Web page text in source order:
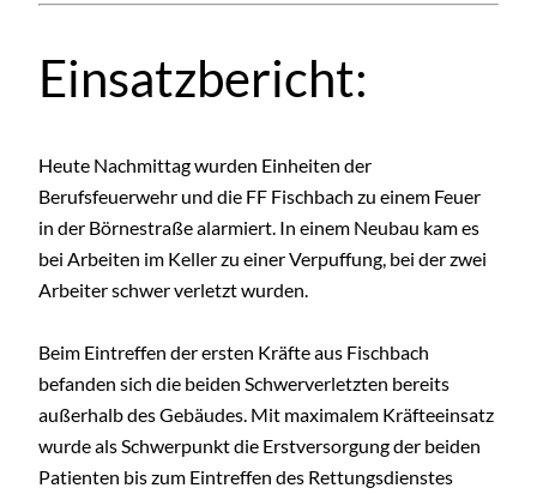
Einsatzbericht:
Heute Nachmittag wurden Einheiten der
Berufsfeuerwehr und die FF Fischbach zu einem Feuer
in der Börnestraße alarmiert. In einem Neubau kam es
bei Arbeiten im Keller zu einer Verpuffung, bei der zwei
Arbeiter schwer verletzt wurden.
Beim Eintreffen der ersten Kräfte aus Fischbach
befanden sich die beiden Schwerverletzten bereits
außerhalb des Gebäudes. Mit maximalem Kräfteeinsatz
wurde als Schwerpunkt die Erstversorgung der beiden
Patienten bis zum Eintreffen des Rettungsdienstes